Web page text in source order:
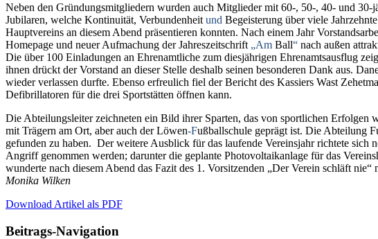
Neben den Gründungsmitgliedern wurden auch Mitglieder mit 60-, 50-, 40- und
Jubilaren, welche Kontinuität, Verbundenheit und Begeisterung über viele
Hauptvereins an diesem Abend präsentieren konnten. Nach einem Jahr
Homepage und neuer Aufmachung der Jahreszeitschrift „Am Ball“ nach außen
Die über 100 Einladungen an Ehrenamtliche zum diesjährigen Ehrenamtsausflug
ihnen drückt der Vorstand an dieser Stelle deshalb seinen besonderen Dank aus.
wieder verlassen durfte. Ebenso erfreulich fiel der Bericht des Kassiers Wast
Defibrillatoren für die drei Sportstätten öffnen kann.
Die Abteilungsleiter zeichneten ein Bild ihrer Sparten, das von sportlichen
mit Trägern am Ort, aber auch der Löwen-Fußballschule geprägt ist. Die Abteilung
gefunden zu haben. Der weitere Ausblick für das laufende Vereinsjahr richtete sich
Angriff genommen werden; darunter die geplante Photovoltaikanlage für das
wunderte nach diesem Abend das Fazit des 1. Vorsitzenden „Der Verein schläft
Monika Wilken
Download Artikel als PDF
Beitrags-Navigation